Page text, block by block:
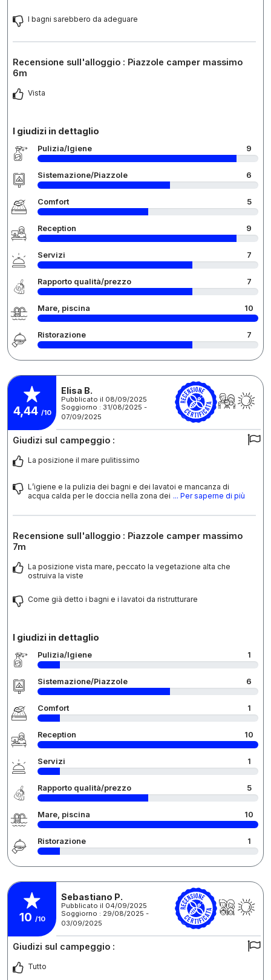
I bagni sarebbero da adeguare
Recensione sull'alloggio : Piazzole camper massimo
6m
Vista
I giudizi in dettaglio
Pulizia/Igiene 9
Sistemazione/Piazzole 6
Comfort 5
Reception 9
Servizi 7
Rapporto qualità/prezzo 7
Mare, piscina 10
Ristorazione 7
4,44 /10
Elisa B.
Pubblicato il 08/09/2025
Soggiorno : 31/08/2025 -
07/09/2025
Giudizi sul campeggio :
La posizione il mare pulitissimo
L’igiene e la pulizia dei bagni e dei lavatoi e mancanza di
acqua calda per le doccia nella zona dei ... Per saperne di più
Recensione sull'alloggio : Piazzole camper massimo
7m
La posizione vista mare, peccato la vegetazione alta che
ostruiva la viste
Come già detto i bagni e i lavatoi da ristrutturare
I giudizi in dettaglio
Pulizia/Igiene 1
Sistemazione/Piazzole 6
Comfort 1
Reception 10
Servizi 1
Rapporto qualità/prezzo 5
Mare, piscina 10
Ristorazione 1
10 /10
Sebastiano P.
Pubblicato il 04/09/2025
Soggiorno : 29/08/2025 -
03/09/2025
Giudizi sul campeggio :
Tutto